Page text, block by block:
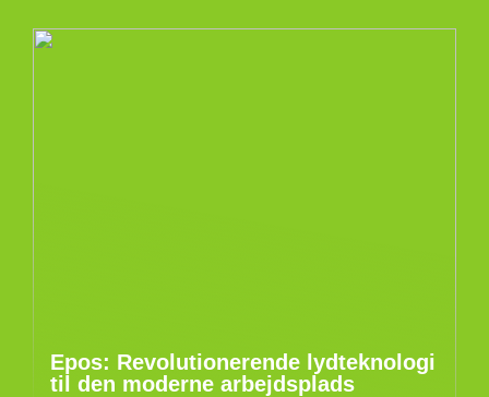
Epos: Revolutionerende lydteknologi
til den moderne arbejdsplads